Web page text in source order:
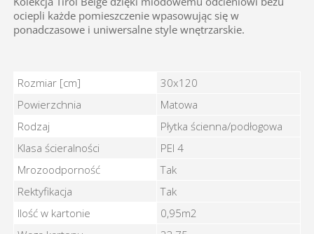
ociepli każde pomieszczenie wpasowując się w
ponadczasowe i uniwersalne style wnętrzarskie.
TIROL BEIGE 30X120 - Cechy
Rozmiar [cm]
30x120
Powierzchnia
Matowa
Rodzaj
Płytka ścienna/podłogowa
Klasa ścieralności
PEI 4
Mrozoodporność
Tak
Rektyfikacja
Tak
Ilość w kartonie
0,95m2